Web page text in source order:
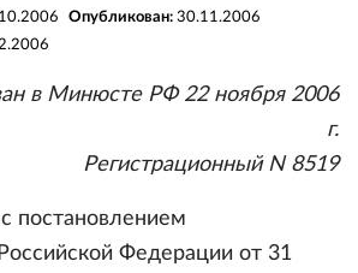
Опубликован: 30.11.2006
в Минюсте РФ 22 ноября 2006
г.
Регистрационный N 8519
постановлением
Федерации от 31